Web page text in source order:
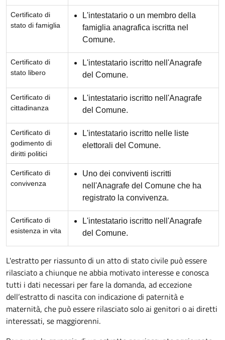
Certificato di
stato di famiglia
L'intestatario o un membro della
famiglia anagrafica iscritta nel
Comune.
Certificato di
stato libero
L'intestatario iscritto nell'Anagrafe
del Comune.
Certificato di
cittadinanza
L'intestatario iscritto nell'Anagrafe
del Comune.
Certificato di
godimento di
diritti politici
L'intestatario iscritto nelle liste
elettorali del Comune.
Certificato di
convivenza
Uno dei conviventi iscritti
nell'Anagrafe del Comune che ha
registrato la convivenza.
Certificato di
esistenza in vita
L'intestatario iscritto nell'Anagrafe
del Comune.
L'estratto per riassunto di un atto di stato civile può essere
rilasciato a chiunque ne abbia motivato interesse e conosca
tutti i dati necessari per fare la domanda, ad eccezione
dell’estratto di nascita con indicazione di paternità e
maternità, che può essere rilasciato solo ai genitori o ai diretti
interessati, se maggiorenni.